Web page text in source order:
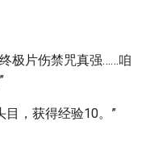
极片伤禁咒真强……咱
目，获得经验10。”